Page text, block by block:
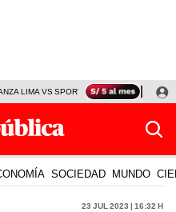
LIMA VS SPORT BOYS JORGE
SOCIEDAD MUNDO
23 Jul 2023 | 16:32 h